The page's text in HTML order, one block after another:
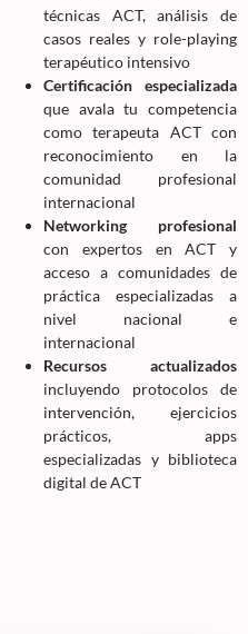
técnicas ACT, análisis de
casos reales y role-playing
terapéutico intensivo
Certificación especializada
que avala tu competencia
como terapeuta ACT con
reconocimiento en la
comunidad profesional
internacional
Networking profesional
con expertos en ACT y
acceso a comunidades de
práctica especializadas a
nivel nacional e
internacional
Recursos actualizados
incluyendo protocolos de
intervención, ejercicios
prácticos, apps
especializadas y biblioteca
digital de ACT